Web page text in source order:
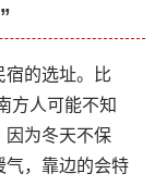
宿的选址。比
方人可能不知
因为冬天不保
气，靠边的会特